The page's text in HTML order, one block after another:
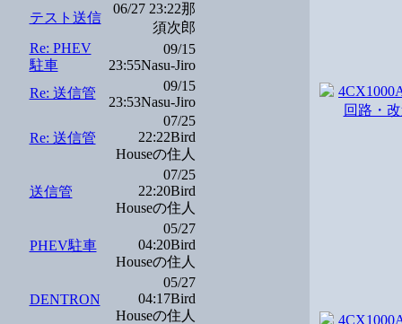
テスト送信
06/27 23:22那
須次郎
Re: PHEV
駐車
09/15
23:55Nasu-Jiro
Re: 送信管
09/15
23:53Nasu-Jiro
Re: 送信管
07/25
22:22Bird
Houseの住人
送信管
07/25
22:20Bird
Houseの住人
PHEV駐車
05/27
04:20Bird
Houseの住人
DENTRON
05/27
04:17Bird
Houseの住人